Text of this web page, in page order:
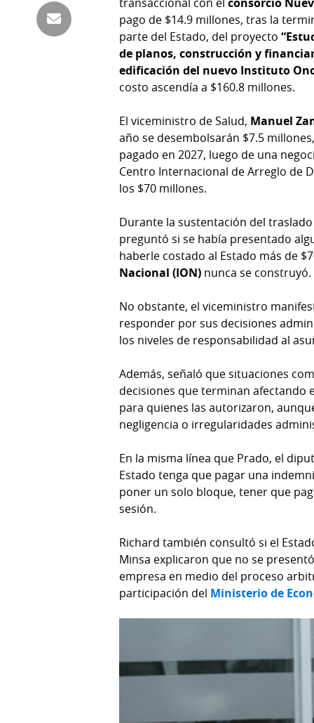
Tienda
PanamáClub
pago de $14.9 millones, tras la
parte del Estado, del proyecto
de planos, construcción y
edificación del nuevo Instituto
costo ascendía a $160.8 millones.
El viceministro de Salud, Manuel
año se desembolsarán $7.5
pagado en 2027, luego de una
Centro Internacional de Arreglo de
los $70 millones.
Durante la sustentación del
preguntó si se había presentado
haberle costado al Estado más de
Nacional (ION) nunca se
No obstante, el viceministro
responder por sus decisiones
los niveles de responsabilidad al
Además, señaló que situaciones
decisiones que terminan afectando
para quienes las autorizaron,
negligencia o irregularidades
En la misma línea que Prado, el
Estado tenga que pagar una
poner un solo bloque, tener que
sesión.
Richard también consultó si el
Minsa explicaron que no se
empresa en medio del proceso
participación del Ministerio de